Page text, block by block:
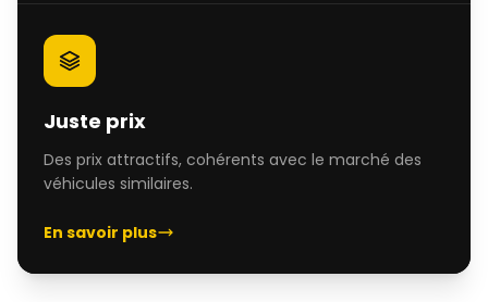
Juste prix
Des prix attractifs, cohérents avec le marché des
véhicules similaires.
En savoir plus